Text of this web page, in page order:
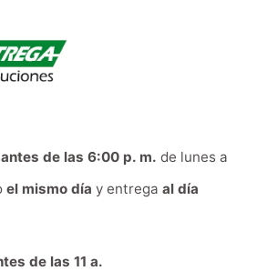
antes de las 6:00 p. m. de lunes a
el mismo día y entrega al día
de las 11 a.